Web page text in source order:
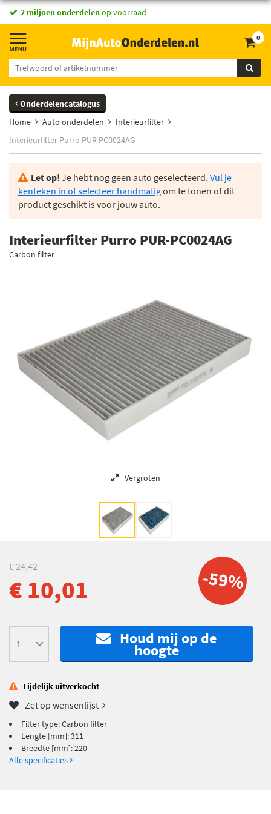
2 miljoen onderdelenop voorraad
0
Onderdelencatalogus
Home
Auto onderdelen
Interieurfilter
Interieurfilter Purro PUR-PC0024AG
Let op! Je hebt nog geen auto geselecteerd. Vul je
kenteken in of selecteer handmatigom te tonen of dit
product geschikt is voor jouw auto.
Interieurfilter Purro PUR-PC0024AG
Carbon filter
Vergroten
-59%
€ 24,42
€ 10,01
Houd mij op de
hoogte
Tijdelijk uitverkocht
Zet op wensenlijst
Filter type: Carbon filter
Lengte [mm]: 311
Breedte [mm]: 220
Alle specificaties